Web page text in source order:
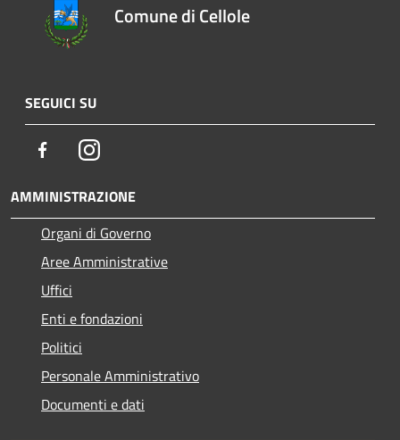
Comune di Cellole
SEGUICI SU
FacebookInstagram
AMMINISTRAZIONE
Organi di Governo
Aree Amministrative
Uffici
Enti e fondazioni
Politici
Personale Amministrativo
Documenti e dati